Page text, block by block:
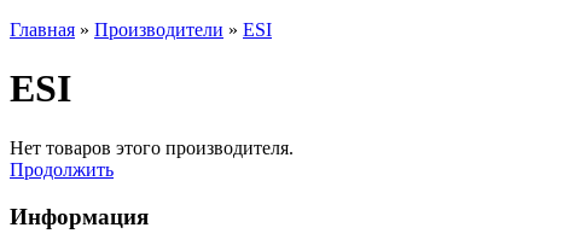
Главная » Производители » ESI
ESI
Нет товаров этого производителя.
Продолжить
Информация